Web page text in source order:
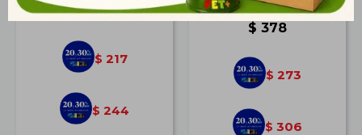
$ 301
$ 217
$ 244
g
$ 378
$ 273
$ 306